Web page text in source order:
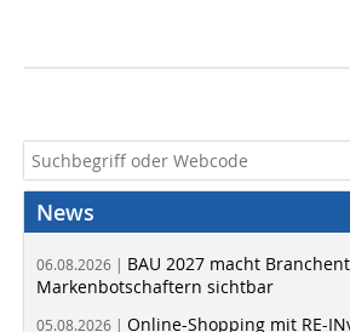
News
06.08.2026 | BAU 2027 macht
Markenbotschaftern sichtbar
05.08.2026 | Online-Shopping mit RE-